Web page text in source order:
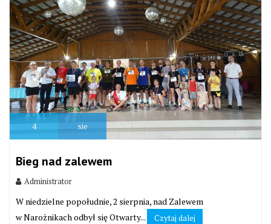
4 sie
Bieg nad zalewem
Administrator
W niedzielne popołudnie, 2 sierpnia, nad Zalewem
w Narożnikach odbył się Otwarty...
Czytaj dalej